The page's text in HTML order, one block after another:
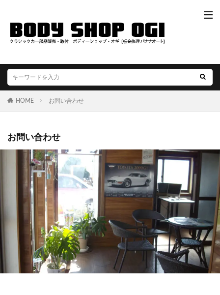
HOME お問い合わせ
お問い合わせ